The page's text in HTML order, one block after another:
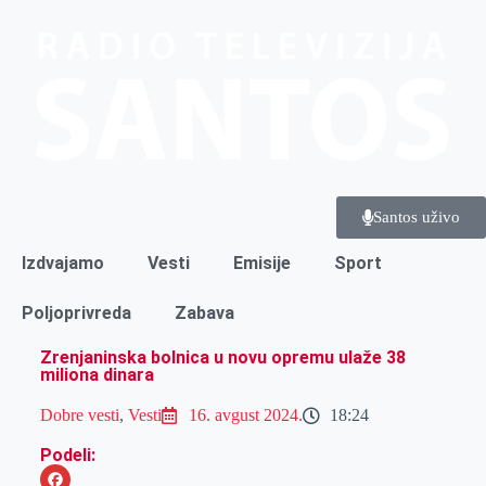
Santos uživo
Izdvajamo Vesti Emisije Sport
Poljoprivreda Zabava
Zrenjaninska bolnica u novu opremu ulaže 38
miliona dinara
Dobre vesti, Vesti 16. avgust 2024. 18:24
Podeli: